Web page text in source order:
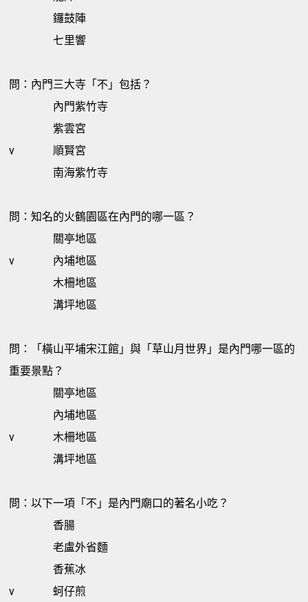
鑼鼓陣
七里響
問：內門三大寺「不」包括？
內門紫竹寺
紫雲宮
v
順賢宮
南海紫竹寺
問：知名的火鶴園區在內門的哪一區？
關亭地區
v
內埔地區
木柵地區
溝坪地區
問：「橫山平埔宋江館」與「草山月世界」是內門哪一區的
重要景點？
關亭地區
內埔地區
v
木柵地區
溝坪地區
問：以下一項「不」是內門廟口的著名小吃？
香腸
老盧外省麵
香蕉冰
v
蚵仔煎